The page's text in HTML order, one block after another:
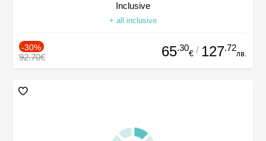
Inclusive
+ all inclusive
-30%
92.70€ 65.30
€ / 127.72
лв.